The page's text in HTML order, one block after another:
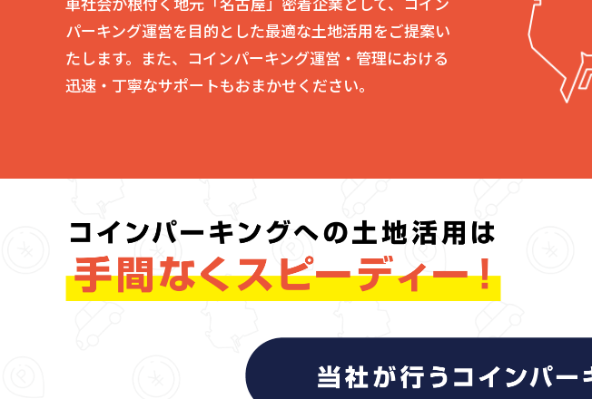
パーキング運営を目的とした最適な土地活用をご提案い
たします。また、コインパーキング運営・管理における
迅速・丁寧なサポートもおまかせください。